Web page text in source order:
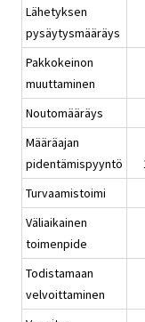
Lähetyksen
pysäytysmääräys
Pakkokeinon
muuttaminen
Noutomääräys
Määräajan
pidentämispyyntö
Turvaamistoimi
Väliaikainen
toimenpide
Todistamaan
velvoittaminen